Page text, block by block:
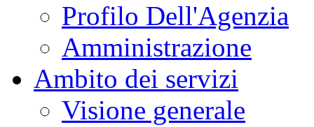
Profilo Dell'Agenzia
Amministrazione
Ambito dei servizi
Visione generale